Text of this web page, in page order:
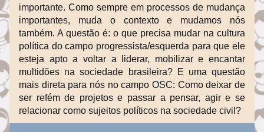
importante. Como sempre em processos de mudança
importantes, muda o contexto e mudamos nós
também. A questão é: o que precisa mudar na cultura
política do campo progressista/esquerda para que ele
esteja apto a voltar a liderar, mobilizar e encantar
multidões na sociedade brasileira? E uma questão
mais direta para nós no campo OSC: Como deixar de
ser refém de projetos e passar a pensar, agir e se
relacionar como sujeitos políticos na sociedade civil?